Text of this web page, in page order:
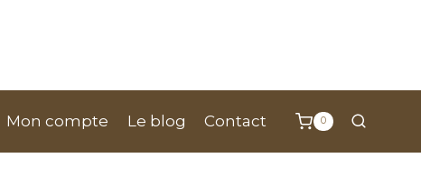
Mon compte Le blog Contact 0